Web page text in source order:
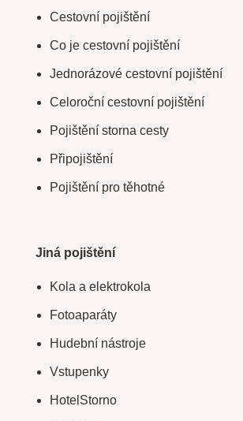
Cestovní pojištění
Co je cestovní pojištění
Jednorázové cestovní pojištění
Celoroční cestovní pojištění
Pojištění storna cesty
Připojištění
Pojištění pro těhotné
Jiná pojištění
Kola a elektrokola
Fotoaparáty
Hudební nástroje
Vstupenky
HotelStorno